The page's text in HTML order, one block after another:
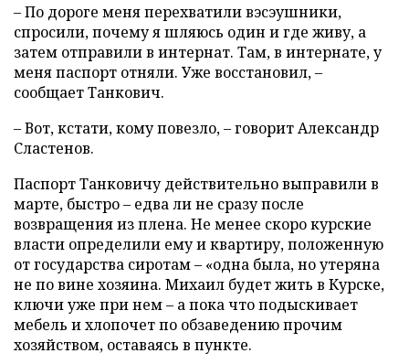
– По дороге меня перехватили вэсэушники,
спросили, почему я шляюсь один и где живу, а
затем отправили в интернат. Там, в интернате, у
меня паспорт отняли. Уже восстановил, –
сообщает Танкович.
– Вот, кстати, кому повезло, – говорит Александр
Сластенов.
Паспорт Танковичу действительно выправили в
марте, быстро – едва ли не сразу после
возвращения из плена. Не менее скоро курские
власти определили ему и квартиру, положенную
от государства сиротам – «одна была, но утеряна
не по вине хозяина. Михаил будет жить в Курске,
ключи уже при нем – а пока что подыскивает
мебель и хлопочет по обзаведению прочим
хозяйством, оставаясь в пункте.